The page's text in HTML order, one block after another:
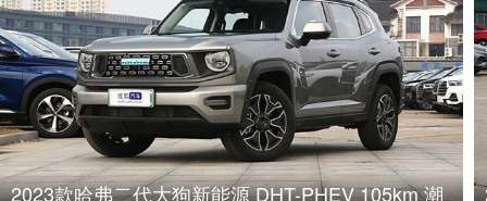
2023款哈弗二代大狗新能源 DHT-PHEV 105km 潮